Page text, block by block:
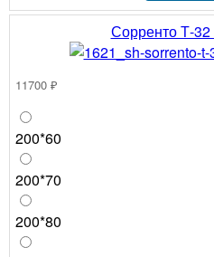
Сорренто Т-32
11700 ₽
200*60
200*70
200*80